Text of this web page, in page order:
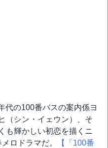
代の100番バスの案内係ヨ
（シン・イェウン）、そ
も輝かしい初恋を描くニ
ロドラマだ。
【「100番